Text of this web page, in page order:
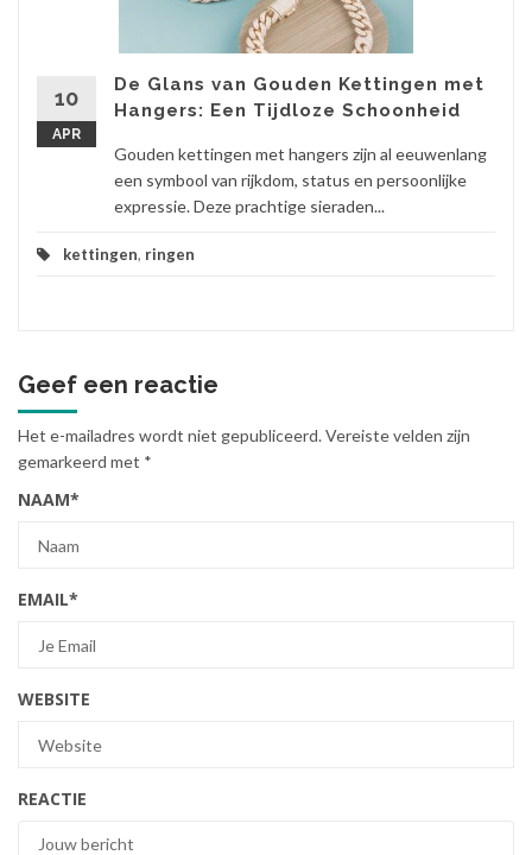
10
APR
De Glans van Gouden Kettingen met
Hangers: Een Tijdloze Schoonheid
Gouden kettingen met hangers zijn al eeuwenlang
een symbool van rijkdom, status en persoonlijke
expressie. Deze prachtige sieraden...
kettingen, ringen
Geef een reactie
Het e-mailadres wordt niet gepubliceerd.Vereiste velden zijn
gemarkeerd met *
NAAM*
EMAIL*
WEBSITE
REACTIE